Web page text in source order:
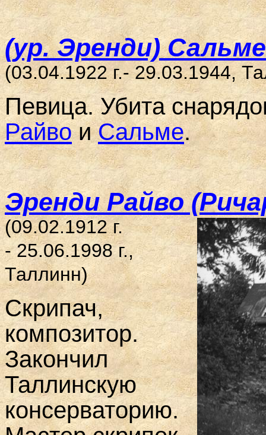
(ур. Эренди) Сальме
(03.04.1922 г.- 29.03.1944,
Певица. Убита
РайвоиСальме.
Эренди Райво
(09.02.1912 г.
- 25.06.1998 г.,
Таллинн)
Скрипач,
композитор.
Закончил
Таллинскую
консерваторию.